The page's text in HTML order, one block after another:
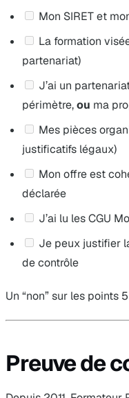
Mon SIRET et
La formation
partenariat)
J’ai un
périmètre,ou ma
Mes pièces
justificatifs légaux)
Mon offre est
déclarée
J’ai lu les CGU
Je peux justifier
de contrôle
Un “non” sur les points
Preuve de